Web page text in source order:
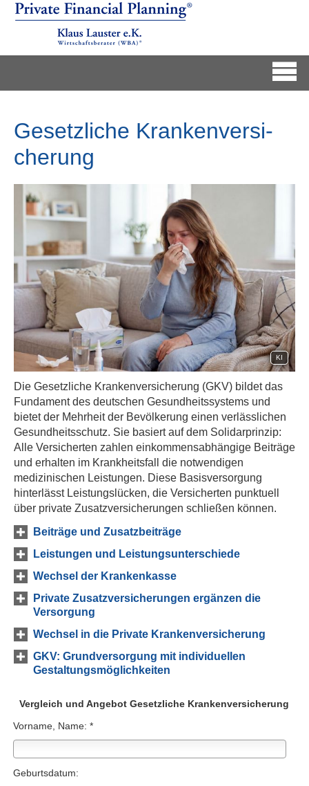
Gesetzliche Kranken­ver­si­
che­rung
KI
Die Gesetzliche Kranken­ver­si­che­rung (GKV) bildet das
Fundament des deutschen Gesundheitssystems und
bietet der Mehrheit der Bevölkerung einen verlässlichen
Gesundheitsschutz. Sie basiert auf dem Solidarprinzip:
Alle Versicherten zahlen einkommensabhängige Beiträge
und erhalten im Krankheitsfall die notwendigen
medizinischen Leistungen. Diese Basisversorgung
hinterlässt Leistungslücken, die Versicherten punktuell
über private Zusatzversicherungen schließen können.
Beiträge und Zusatzbeiträge
Leistungen und Leistungsunterschiede
Wechsel der Krankenkasse
Private Zusatzversicherungen ergänzen die
Versorgung
Wechsel in die Private Kranken­ver­si­che­rung
GKV: Grundversorgung mit individuellen
Gestaltungsmöglichkeiten
Vergleich und Angebot Gesetzliche Kranken­ver­si­che­rung
Vorname, Name: *
Geburts­datum: